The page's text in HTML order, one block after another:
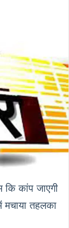
कांप जाएगी
मचाया तहलका